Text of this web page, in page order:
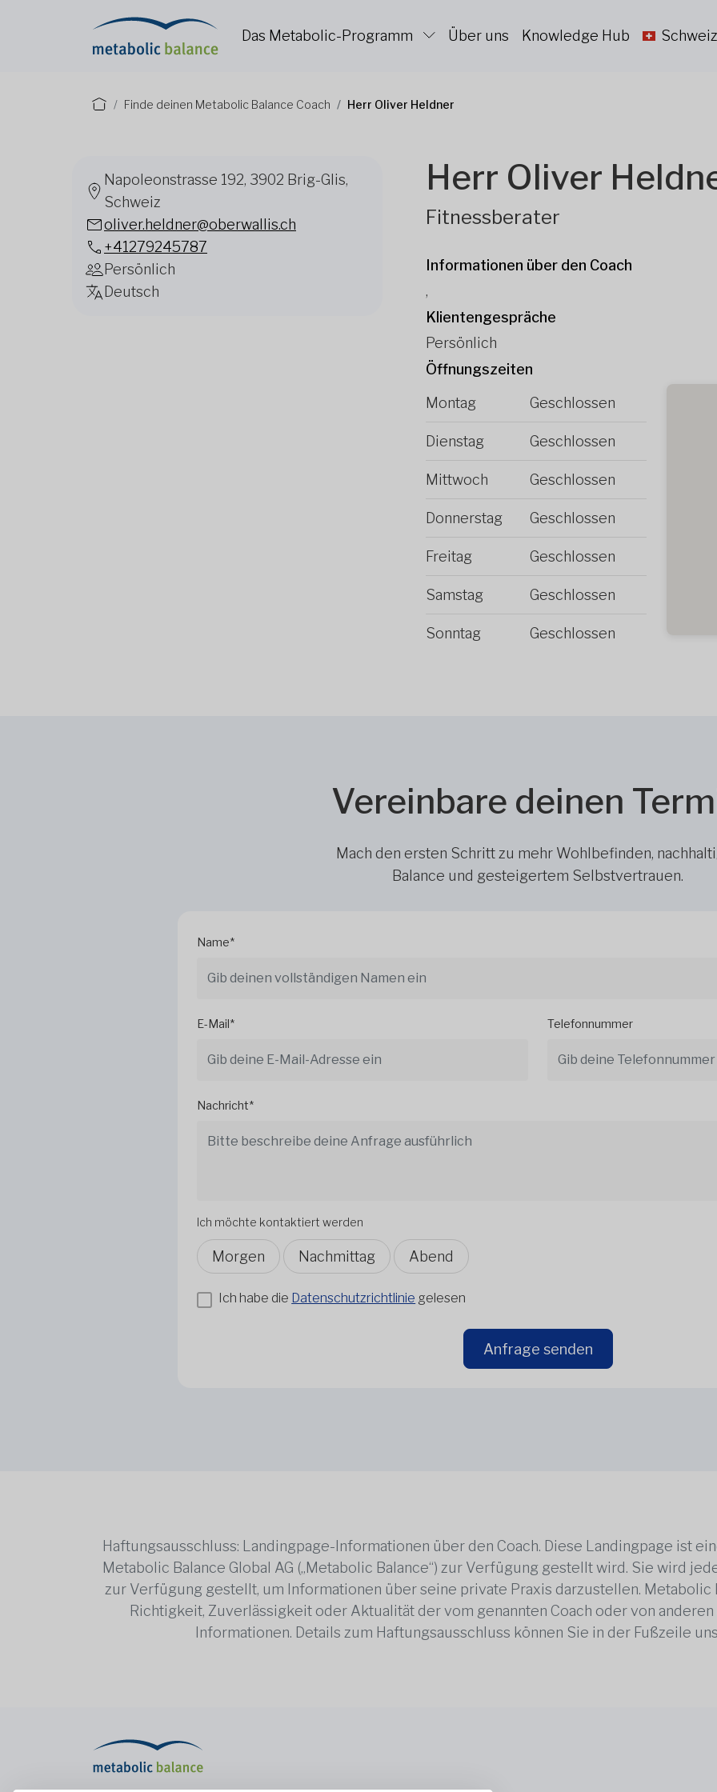
Das Metabolic-Programm Über uns Knowledge Hub
Finde deinen Metabolic Balance Coach Herr Oliver Heldner
Napoleonstrasse 192, 3902 Brig-Glis,
Schweiz
oliver.heldner@oberwallis.ch
+41279245787
Persönlich
Deutsch
Herr Oliver
Fitnessberater
Informationen über den Coach
,
Klientengespräche
Persönlich
Öffnungszeiten
Montag
Geschlossen
Dienstag Geschlossen
Mittwoch Geschlossen
Donnerstag Geschlossen
Freitag Geschlossen
Samstag Geschlossen
Sonntag Geschlossen
Vereinbare deinen
Mach den ersten Schritt zu mehr Wohlbefinden,
Balance und gesteigertem Selbstvertrauen.
Name*
E-Mail* Telefonnummer
Nachricht*
Ich möchte kontaktiert werden
Morgen Nachmittag Abend
Ich habe die Datenschutzrichtlinie gelesen
Anfrage senden
Haftungsausschluss: Landingpage-Informationen über den Coach. Diese Landingpage ist
Metabolic Balance Global AG („Metabolic Balance“) zur Verfügung gestellt wird. Sie wird
zur Verfügung gestellt, um Informationen über seine private Praxis darzustellen.
Richtigkeit, Zuverlässigkeit oder Aktualität der vom genannten Coach oder von
Informationen. Details zum Haftungsausschluss können Sie in der Fußzeile